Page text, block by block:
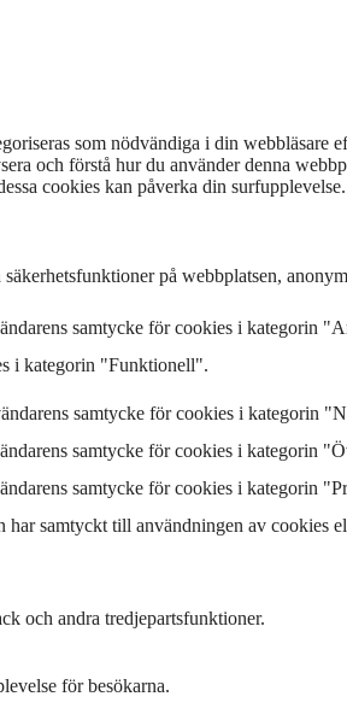
som nödvändiga i din webbläsare
och förstå hur du använder denna
cookies kan påverka din surfupplevelse.
på webbplatsen,
samtycke för cookies i kategorin
i kategorin "Funktionell".
samtycke för cookies i kategorin
samtycke för cookies i kategorin
samtycke för cookies i kategorin
samtyckt till användningen av cookies
och andra tredjepartsfunktioner.
för besökarna.